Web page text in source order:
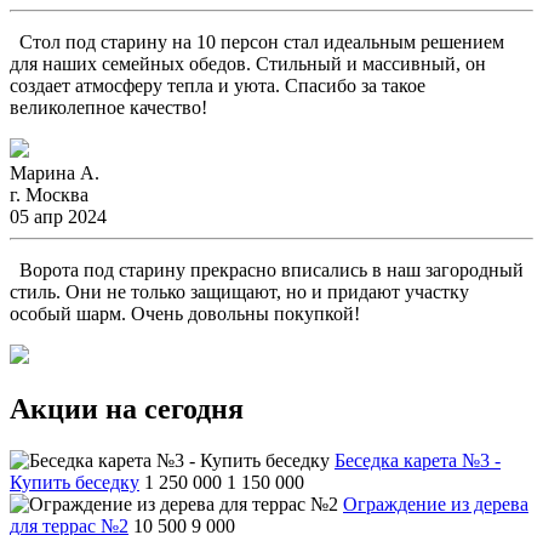
Стол под старину на 10 персон стал идеальным решением
для наших семейных обедов. Стильный и массивный, он
создает атмосферу тепла и уюта. Спасибо за такое
великолепное качество!
Марина А.
г. Москва
05 апр 2024
Ворота под старину прекрасно вписались в наш загородный
стиль. Они не только защищают, но и придают участку
особый шарм. Очень довольны покупкой!
Акции на сегодня
Беседка карета №3 -
Купить беседку 1 250 000 1 150 000
Ограждение из дерева
для террас №2 10 500 9 000